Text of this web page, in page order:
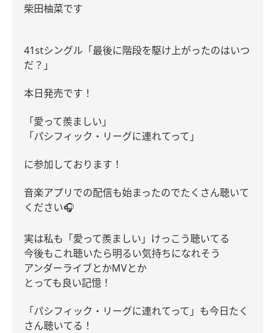
柴田柚菜です
41stシングル「最後に階段を駆け上がったのはいつ
だ？」
本日発売です！
「愛って羨ましい」
「パシフィック・リーグに連れてって」
に参加しております！
音楽アプリでの配信も始まったのでたくさん聴いて
ください🎧
実は私も「愛って羨ましい」けっこう聴いてる
今後もこれ聴いたら明るい気持ちになれそう
アンダーライブとかMVとか
とっても良い記憶！
「パシフィック・リーグに連れてって」も今日たく
さん聴いてる！